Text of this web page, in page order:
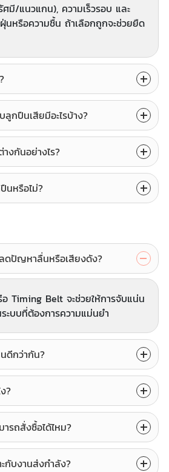
มี/แนวแกน), ความเร็วรอบ และ
หรือความชื้น ถ้าเลือกถูกจะช่วยยืด
ปืนเสียมีอะไรบ้าง?
งกันอย่างไร?
นหรือไม่?
ดปัญหาลื่นหรือเสียงดัง?
Timing Belt จะช่วยให้การจับแน่น
ะบบที่ต้องการความแม่นยำ
ดีกว่ากัน?
?
ารถสั่งซื้อได้ไหม?
กับงานส่งกำลัง?